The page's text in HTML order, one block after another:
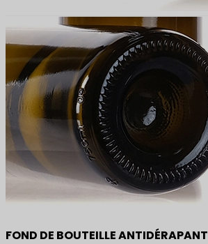
FOND DE BOUTEILLE ANTIDÉRAPANT